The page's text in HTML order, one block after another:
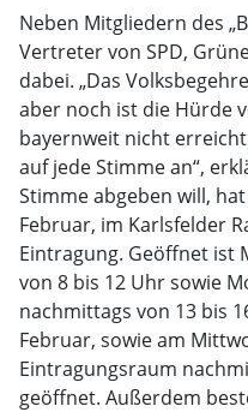
Neben Mitgliedern des
Vertreter von SPD,
dabei. „Das
aber noch ist die Hürde
bayernweit nicht
auf jede Stimme an“,
Stimme abgeben will,
Februar, im Karlsfelder
Eintragung. Geöffnet ist
von 8 bis 12 Uhr sowie
nachmittags von 13 bis
Februar, sowie am
Eintragungsraum
geöffnet. Außerdem